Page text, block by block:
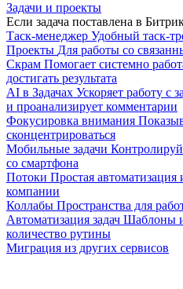
Задачи и проекты
Если задача поставлена в
Таск-менеджер Удобный таск-
Проекты Для работы со
Скрам Помогает системно
достигать результата
AI в Задачах Ускоряет работу с
и проанализирует комментарии
Фокусировка внимания
сконцентрироваться
Мобильные задачи
со смартфона
Потоки Простая автоматизация
компании
Коллабы Пространства для
Автоматизация задач Шаблоны
количество рутины
Миграция из других сервисов